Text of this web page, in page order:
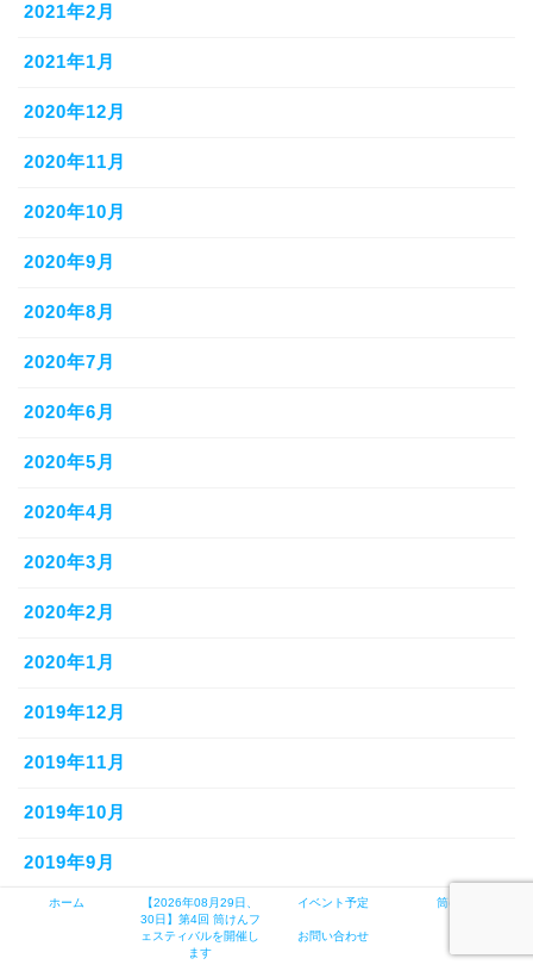
2021年2月
2021年1月
2020年12月
2020年11月
2020年10月
2020年9月
2020年8月
2020年7月
2020年6月
2020年5月
2020年4月
2020年3月
2020年2月
2020年1月
2019年12月
2019年11月
2019年10月
2019年9月
2019年7月
ホーム
【2026年08月29日、
30日】第4回 筒けんフ
ェスティバルを開催し
ます
イベント予定 筒けんとは
お問い合わせ